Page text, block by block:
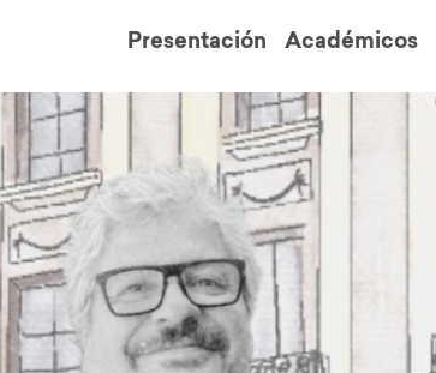
Presentación Académicos